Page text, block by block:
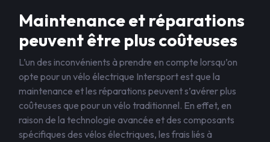
Maintenance et réparations
peuvent être plus coûteuses
L’un des inconvénients à prendre en compte lorsqu’on
opte pour un vélo électrique Intersport est que la
maintenance et les réparations peuvent s’avérer plus
coûteuses que pour un vélo traditionnel. En effet, en
raison de la technologie avancée et des composants
spécifiques des vélos électriques, les frais liés à